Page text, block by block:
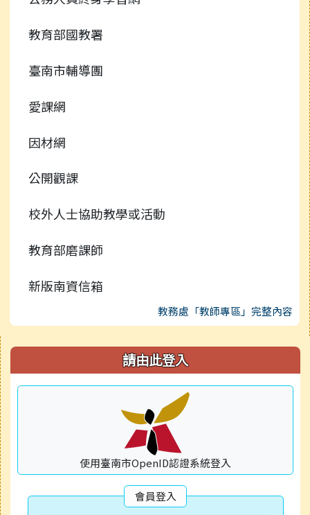
教育部國教署
臺南市輔導團
愛課網
因材網
公開觀課
校外人士協助教學或活動
教育部磨課師
新版南資信箱
教務處「教師專區」完整內容
右邊區域內容 請由此登入
使用臺南市OpenID認證系統登入
會員登入